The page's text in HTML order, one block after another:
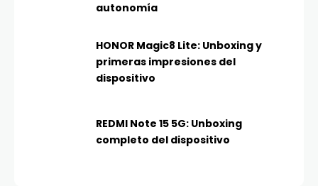
autonomía
HONOR Magic8 Lite: Unboxing y
primeras impresiones del
dispositivo
REDMI Note 15 5G: Unboxing
completo del dispositivo